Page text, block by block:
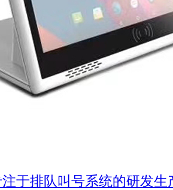
于排队叫号系统的研发